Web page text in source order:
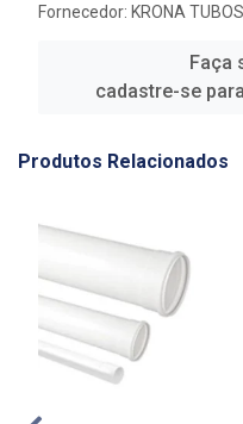
Fornecedor: KRONA
Faça
cadastre-se
Produtos Relacionados